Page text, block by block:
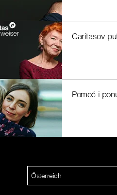
Caritasov
Pomoć i
Österreich